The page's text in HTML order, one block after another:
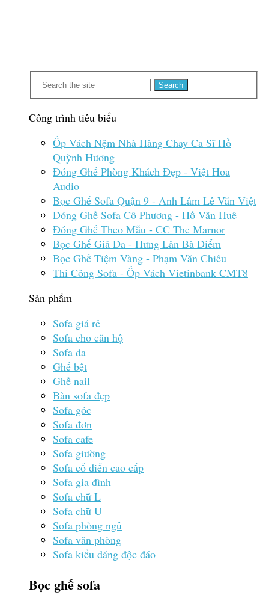
Công trình tiêu biểu
Ốp Vách Nệm Nhà Hàng Chay Ca Sĩ Hồ
Quỳnh Hương
Đóng Ghế Phòng Khách Đẹp - Việt Hoa
Audio
Bọc Ghế Sofa Quận 9 - Anh Lâm Lê Văn Việt
Đóng Ghế Sofa Cô Phương - Hồ Văn Huê
Đóng Ghế Theo Mẫu - CC The Marnor
Bọc Ghế Giả Da - Hưng Lân Bà Điểm
Bọc Ghế Tiệm Vàng - Phạm Văn Chiêu
Thi Công Sofa - Ốp Vách Vietinbank CMT8
Sản phẩm
Sofa giá rẻ
Sofa cho căn hộ
Sofa da
Ghế bệt
Ghế nail
Bàn sofa đẹp
Sofa góc
Sofa đơn
Sofa cafe
Sofa giường
Sofa cổ điển cao cấp
Sofa gia đình
Sofa chữ L
Sofa chữ U
Sofa phòng ngủ
Sofa văn phòng
Sofa kiểu dáng độc đáo
Bọc ghế sofa